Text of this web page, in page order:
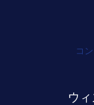
コ
ウ